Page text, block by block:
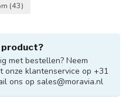
(43)
product?
met bestellen? Neem
onze klantenservice op +31
ons op sales@moravia.nl